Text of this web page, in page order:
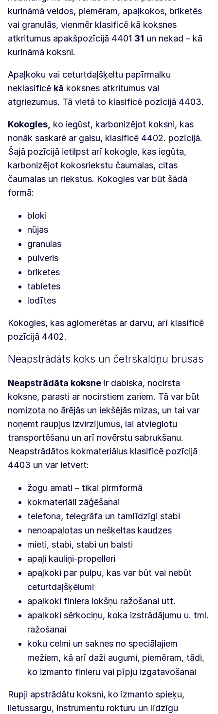
kurināmā veidos, piemēram, apaļkokos, briketēs
vai granulās, vienmēr klasificē kā koksnes
atkritumus apakšpozīcijā 4401 31 un nekad – kā
kurināmā koksni.
Apaļkoku vai ceturtdaļšķeltu papīrmalku
neklasificē kā koksnes atkritumus vai
atgriezumus. Tā vietā to klasificē pozīcijā 4403.
Kokogles, ko iegūst, karbonizējot koksni, kas
nonāk saskarē ar gaisu, klasificē 4402. pozīcijā.
Šajā pozīcijā ietilpst arī kokogle, kas iegūta,
karbonizējot kokosriekstu čaumalas, citas
čaumalas un riekstus. Kokogles var būt šādā
formā:
bloki
nūjas
granulas
pulveris
briketes
tabletes
lodītes
Kokogles, kas aglomerētas ar darvu, arī klasificē
pozīcijā 4402.
Neapstrādāts koks un četrskaldņu brusas
Neapstrādāta koksne ir dabiska, nocirsta
koksne, parasti ar nocirstiem zariem. Tā var būt
nomizota no ārējās un iekšējās mizas, un tai var
noņemt raupjus izvirzījumus, lai atvieglotu
transportēšanu un arī novērstu sabrukšanu.
Neapstrādātos kokmateriālus klasificē pozīcijā
4403 un var ietvert:
žogu amati – tikai pirmformā
kokmateriāli zāģēšanai
telefona, telegrāfa un tamlīdzīgi stabi
nenoapaļotas un nešķeltas kaudzes
mieti, stabi, stabi un balsti
apaļi kauliņi-propelleri
apaļkoki par pulpu, kas var būt vai nebūt
ceturtdaļšķēlumi
apaļkoki finiera lokšņu ražošanai utt.
apaļkoki sērkociņu, koka izstrādājumu u. tml.
ražošanai
koku celmi un saknes no speciālajiem
mežiem, kā arī daži augumi, piemēram, tādi,
ko izmanto finieru vai pīpju izgatavošanai
Rupji apstrādātu koksni, ko izmanto spieķu,
lietussargu, instrumentu rokturu un līdzīgu